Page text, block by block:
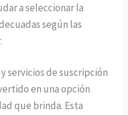
a seleccionar la
según las
servicios de suscripción
en una opción
que brinda. Esta